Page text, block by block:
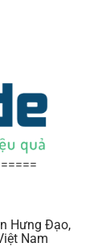
Hưng Đạo,
Nam